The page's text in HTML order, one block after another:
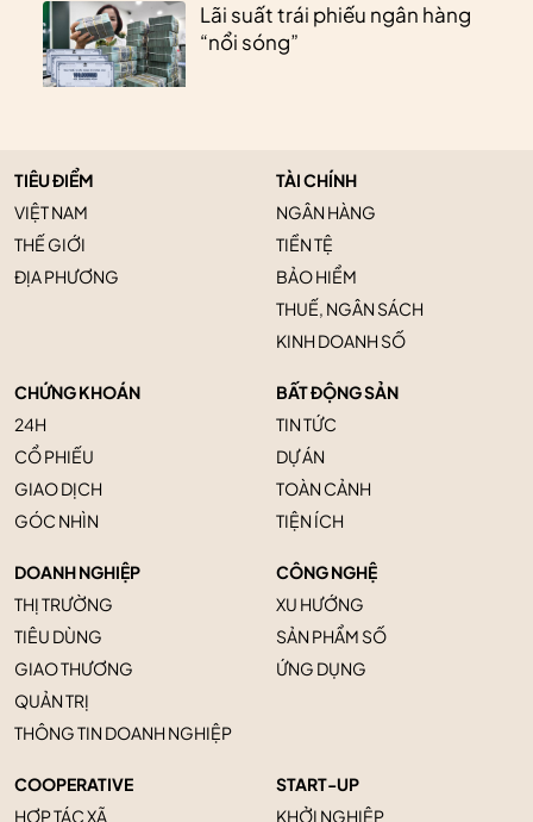
Lãi suất trái phiếu ngân hàng
“nổi sóng”
TIÊU ĐIỂM
VIỆT NAM
THẾ GIỚI
ĐỊA PHƯƠNG
TÀI CHÍNH
NGÂN HÀNG
TIỀN TỆ
BẢO HIỂM
THUẾ, NGÂN SÁCH
KINH DOANH SỐ
CHỨNG KHOÁN
24H
CỔ PHIẾU
GIAO DỊCH
GÓC NHÌN
BẤT ĐỘNG SẢN
TIN TỨC
DỰ ÁN
TOÀN CẢNH
TIỆN ÍCH
DOANH NGHIỆP
THỊ TRƯỜNG
TIÊU DÙNG
GIAO THƯƠNG
QUẢN TRỊ
THÔNG TIN DOANH NGHIỆP
CÔNG NGHỆ
XU HƯỚNG
SẢN PHẨM SỐ
ỨNG DỤNG
COOPERATIVE
HỢP TÁC XÃ
START-UP
KHỞI NGHIỆP